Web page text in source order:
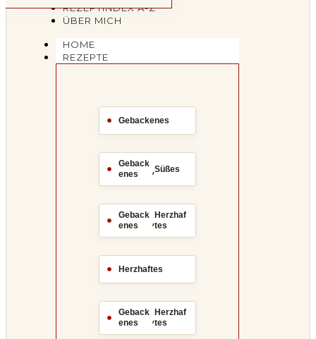
REZEPTINDEX A-Z
ÜBER MICH
HOME
REZEPTE
Gebackenes
Geback
enes
,Süßes
Geback
enes
,Herzhaf
tes
Herzhaftes
Geback
enes
,Herzhaf
tes